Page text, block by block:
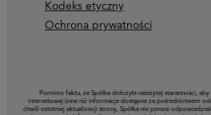
Kodeks etyczny
Ochrona prywatności
Pomimo faktu, że Spółka dołożyła należytej staranności,
internetowej (inne niż informacje dostępne za pośrednictwem
chwili ostatniej aktualizacji strony, Spółka nie ponosi